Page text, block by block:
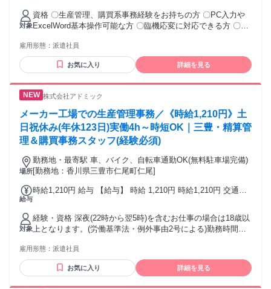
対象
資格 〇生産管理、購買系事務経験をお持ちの方 〇PC入力や
ExcelWord基本操作可能な方 〇臨機応変に対応できる方 〇コ
にできる方
雇用形態： 派遣社員
お気に入り 詳細を見る
株式会社アドミック
メーカー工場での生産管理事務／《時給1,210円》土
日祝休み(年休123日)実働4h～時短OK｜三豊・精算管
理＆購買事務スタッフ(経験必須)
場所
勤務地・最寄駅 車、バイク、自転車通勤OK(無料駐車場完備)
[勤務地：香川県三豊市仁尾町仁尾]
給与
時給1,210円 給与 【給与】 時給 1,210円 時給1,210円 交通費
対象
経験・資格 深夜(22時から翌5時)を含むお仕事の場合は18歳以
上となります。(労働基準法・例外事由2号による)勤務時間を
雇用形態： 派遣社員
お気に入り 詳細を見る